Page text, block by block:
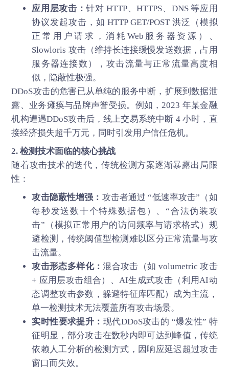
应用层攻击：针对 HTTP、HTTPS、DNS 等应用
协议发起攻击，如 HTTP GET/POST 洪泛（模拟
正常用户请求，消耗Web服务器资源）、
Slowloris 攻击（维持长连接缓慢发送数据，占用
服务器连接数），攻击流量与正常流量高度相
似，隐蔽性极强。
DDoS攻击的危害已从单纯的服务中断，扩展到数据泄
露、业务瘫痪与品牌声誉受损。例如，2023 年某金融
机构遭遇DDoS攻击后，线上交易系统中断 4 小时，直
接经济损失超千万元，同时引发用户信任危机。
2. 检测技术面临的核心挑战
随着攻击技术的迭代，传统检测方案逐渐暴露出局限
性：
攻击隐蔽性增强： 攻击者通过 “低速率攻击”（如
每秒发送数十个特殊数据包）、“合法伪装攻
击”（模拟正常用户的访问频率与请求格式）规
避检测，传统阈值型检测难以区分正常流量与攻
击流量。
攻击形态多样化：混合攻击（如 volumetric 攻击
+ 应用层攻击组合）、AI生成式攻击（利用AI动
态调整攻击参数，躲避特征库匹配）成为主流，
单一检测技术无法覆盖所有攻击场景。
实时性要求提升： 现代DDoS攻击的 “爆发性” 特
征明显，部分攻击在数秒内即可达到峰值，传统
依赖人工分析的检测方式，因响应延迟超过攻击
窗口而失效。